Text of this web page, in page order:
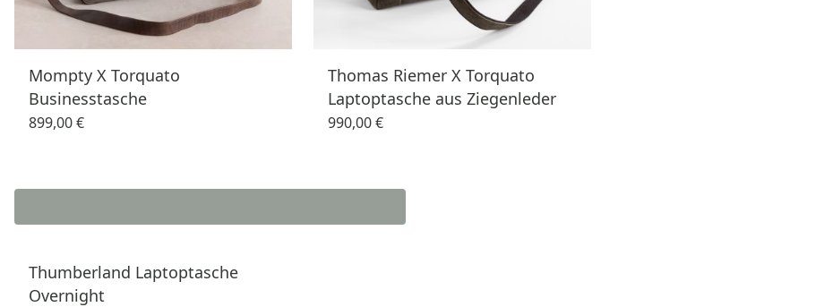
Mompty X Torquato
Businesstasche
899,00 €
Thomas Riemer X Torquato
Laptoptasche aus Ziegenleder
990,00 €
Thumberland Laptoptasche
Overnight